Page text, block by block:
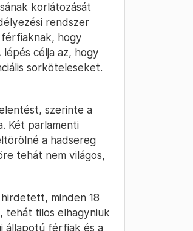
korlátozását
rendszer
hogy
célja az, hogy
sorköteleseket.
szerinte a
Két parlamenti
a hadsereg
tehát nem világos,
minden 18
tilos elhagyniuk
állapotú férfiak és a